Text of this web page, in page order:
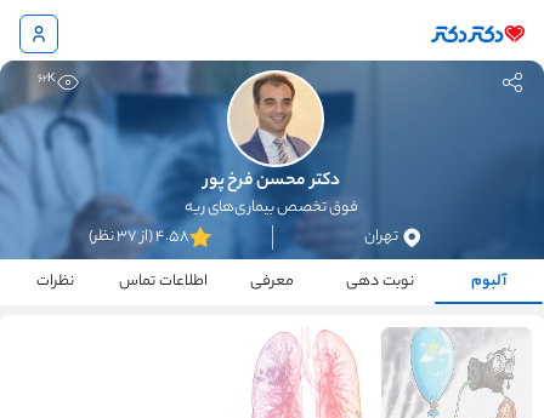
62K
دکتر محسن فرخ پور
فوق تخصص بیماری‌های ریه
تهران
4.58 (از 37 نظر)
آلبوم
نوبت دهی معرفی اطلاعات تماس نظرات